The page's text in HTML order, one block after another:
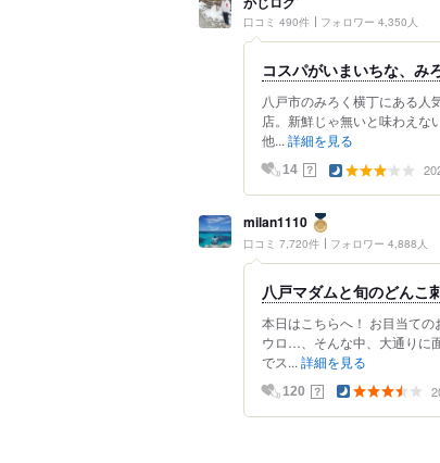
口コミ 490件 フォロワー 4,350人
コスパがいまいちな、み
八戸市のみろく横丁にある人
店。新鮮じゃ無いと味わえな
他... 詳細を見る
14 ？
milan1110
口コミ 7,720件 フォロワー 4,888人
八戸マダムと旬のどんこ刺
本日はこちらへ！ お目当て
ウロ…、そんな中、大通りに
でス... 詳細を見る
120 ？